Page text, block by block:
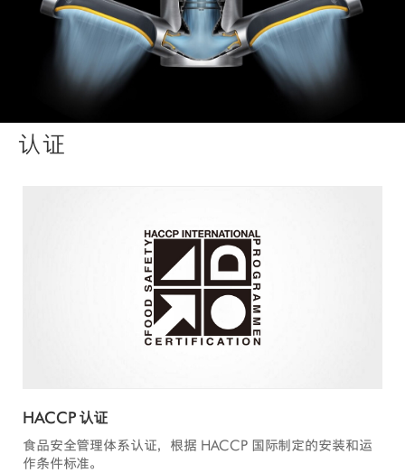
认证
HACCP 认证
食品安全管理体系认证，根据 HACCP 国际制定的安装和运
作条件标准。